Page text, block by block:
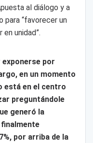
al diálogo y a
para “favorecer un
unidad”.
por
en un momento
está en el centro
preguntándole
generó la
por arriba de la